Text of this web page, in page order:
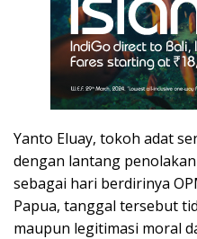
Yanto Eluay, tokoh adat
dengan lantang
sebagai hari berdirinya
Papua, tanggal tersebut
maupun legitimasi moral